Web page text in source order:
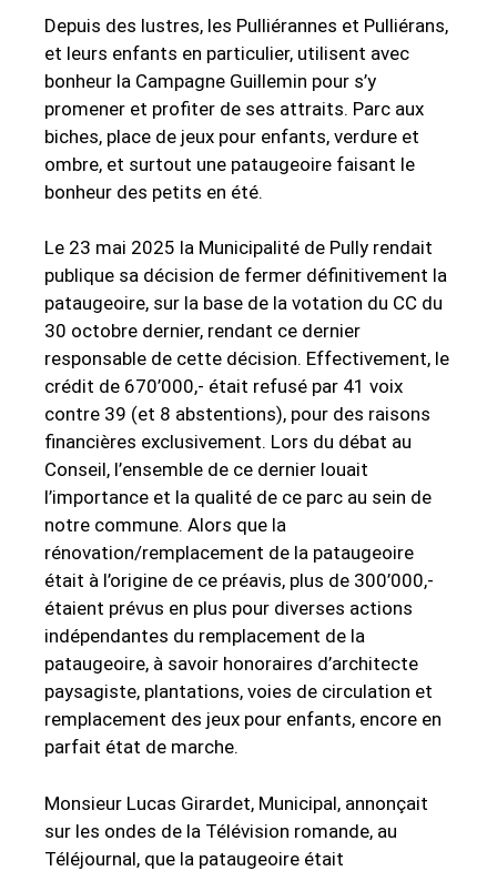
Depuis des lustres, les Pulliérannes et Pulliérans,
et leurs enfants en particulier, utilisent avec
bonheur la Campagne Guillemin pour s’y
promener et profiter de ses attraits. Parc aux
biches, place de jeux pour enfants, verdure et
ombre, et surtout une pataugeoire faisant le
bonheur des petits en été.
Le 23 mai 2025 la Municipalité de Pully rendait
publique sa décision de fermer définitivement la
pataugeoire, sur la base de la votation du CC du
30 octobre dernier, rendant ce dernier
responsable de cette décision. Effectivement, le
crédit de 670’000,- était refusé par 41 voix
contre 39 (et 8 abstentions), pour des raisons
financières exclusivement. Lors du débat au
Conseil, l’ensemble de ce dernier louait
l’importance et la qualité de ce parc au sein de
notre commune. Alors que la
rénovation/remplacement de la pataugeoire
était à l’origine de ce préavis, plus de 300’000,-
étaient prévus en plus pour diverses actions
indépendantes du remplacement de la
pataugeoire, à savoir honoraires d’architecte
paysagiste, plantations, voies de circulation et
remplacement des jeux pour enfants, encore en
parfait état de marche.
Monsieur Lucas Girardet, Municipal, annonçait
sur les ondes de la Télévision romande, au
Téléjournal, que la pataugeoire était